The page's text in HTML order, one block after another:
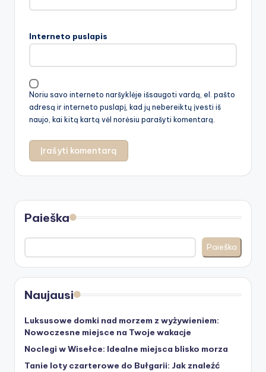
Interneto puslapis
Noriu savo interneto naršyklėje išsaugoti vardą, el. pašto
adresą ir interneto puslapį, kad jų nebereiktų įvesti iš
naujo, kai kitą kartą vėl norėsiu parašyti komentarą.
Paieška
Paieška
Naujausi
Luksusowe domki nad morzem z wyżywieniem:
Nowoczesne miejsce na Twoje wakacje
Noclegi w Wisełce: Idealne miejsca blisko morza
Tanie loty czarterowe do Bułgarii: Jak znaleźć